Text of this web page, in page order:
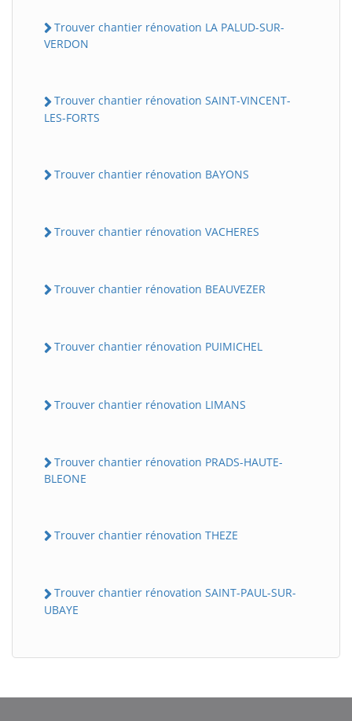
Trouver chantier rénovation LA PALUD-SUR-
VERDON
Trouver chantier rénovation SAINT-VINCENT-
LES-FORTS
Trouver chantier rénovation BAYONS
Trouver chantier rénovation VACHERES
Trouver chantier rénovation BEAUVEZER
Trouver chantier rénovation PUIMICHEL
Trouver chantier rénovation LIMANS
Trouver chantier rénovation PRADS-HAUTE-
BLEONE
Trouver chantier rénovation THEZE
Trouver chantier rénovation SAINT-PAUL-SUR-
UBAYE
BatiWebPro